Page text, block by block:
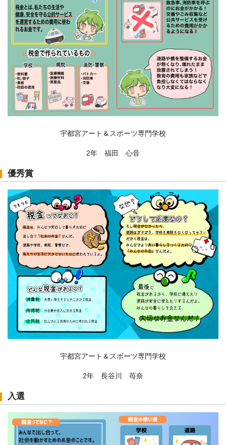
宇都宮アート＆スポーツ専門学校
2年 福田 心音
優秀賞
宇都宮アート＆スポーツ専門学校
2年 長谷川 苺奈
入選